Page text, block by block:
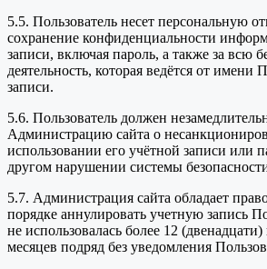
5.5. Пользователь несет персональную
сохранение конфиденциальности
записи, включая пароль, а также за всю
деятельность, которая ведётся от имени
записи.
5.6. Пользователь должен
Администрацию сайта о
использовании его учётной записи или
другом нарушении системы
5.7. Администрация сайта обладает
порядке аннулировать учетную запись
не использовалась более 12
месяцев подряд без уведомления